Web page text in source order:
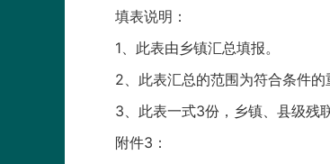
填表说明：
1、此表由乡镇汇总填报。
2、此表汇总的范围为符合条件
3、此表一式3份，乡镇、县级残
附件3：